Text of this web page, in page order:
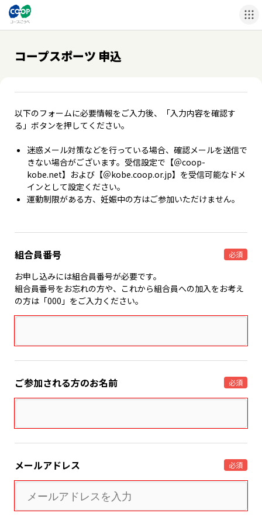
コープスポーツ 申込
以下のフォームに必要情報をご入力後、「入力内容を確認す
る」ボタンを押してください。
迷惑メール対策などを行っている場合、確認メールを送信で
きない場合がございます。受信設定で【＠coop-
kobe.net】および【＠kobe.coop.or.jp】を受信可能なドメ
インとして設定ください。
運動制限がある方、妊娠中の方はご参加いただけません。
組合員番号 必須
お申し込みには組合員番号が必要です。
組合員番号をお忘れの方や、これから組合員への加入をお考え
の方は「000」をご入力ください。
ご参加される方のお名前 必須
メールアドレス 必須